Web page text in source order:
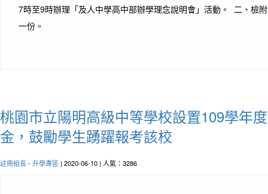
7時至9時辦理「及人中學高中部辦學理念說明會」活動。 二、檢
一份。
桃園市立陽明高級中等學校設置109學年
金，鼓勵學生踴躍報考該校
註冊組長- 升學專區 | 2020-06-10 | 人氣：3286